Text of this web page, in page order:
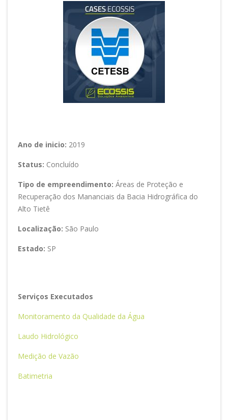
Ano de inicio: 2019
Status: Concluído
Tipo de empreendimento: Áreas de Proteção e
Recuperação dos Mananciais da Bacia Hidrográfica do
Alto Tietê
Localização: São Paulo
Estado: SP
Serviços Executados
Monitoramento da Qualidade da Água
Laudo Hidrológico
Medição de Vazão
Batimetria